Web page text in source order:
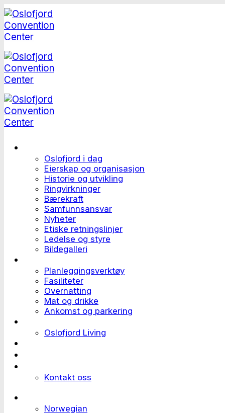
Skip
to
content
Oslofjord i dag
Eierskap og organisasjon
Historie og utvikling
Ringvirkninger
Bærekraft
Samfunnsansvar
Nyheter
Etiske retningslinjer
Ledelse og styre
Bildegalleri
Planleggingsverktøy
Fasiliteter
Overnatting
Mat og drikke
Ankomst og parkering
Oslofjord Living
Kontakt oss
Norwegian